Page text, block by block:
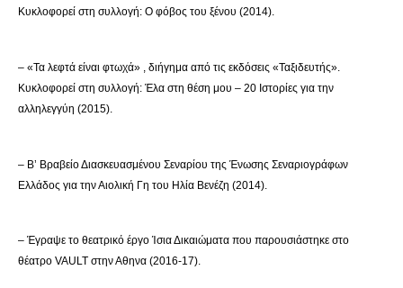
Κυκλοφορεί στη συλλογή: Ο φόβος του ξένου (2014).
– «Τα λεφτά είναι φτωχά» , διήγημα από τις εκδόσεις «Ταξιδευτής».
Κυκλοφορεί στη συλλογή: Έλα στη θέση μου – 20 Ιστορίες για την
αλληλεγγύη (2015).
– Β’ Βραβείο Διασκευασμένου Σεναρίου της Ένωσης Σεναριογράφων
Ελλάδος για την Αιολική Γη του Ηλία Βενέζη (2014).
– Έγραψε το θεατρικό έργο Ίσια Δικαιώματα που παρουσιάστηκε στο
θέατρο VAULT στην Αθηνα (2016-17).